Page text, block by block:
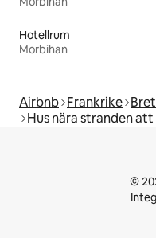
Hotellrum
Morbihan
Airbnb Frankrike
Hus nära stranden att
©